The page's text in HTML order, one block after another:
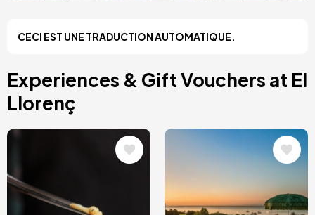
Bilbao, Espagne
Nice, France
CECI EST UNE TRADUCTION AUTOMATIQUE.
Experiences & Gift Vouchers at El
Llorenç
Image